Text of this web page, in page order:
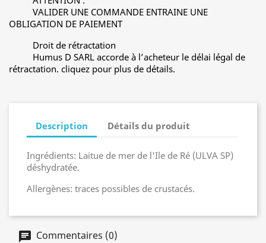
VALIDER UNE COMMANDE ENTRAINE UNE
OBLIGATION DE PAIEMENT
Droit de rétractation
Humus D SARL accorde à l’acheteur le délai légal de
rétractation. cliquez pour plus de détails.
Description Détails du produit
Ingrédients: Laitue de mer de l'Ile de Ré (ULVA SP)
déshydratée.
Allergènes: traces possibles de crustacés.
Commentaires (0)